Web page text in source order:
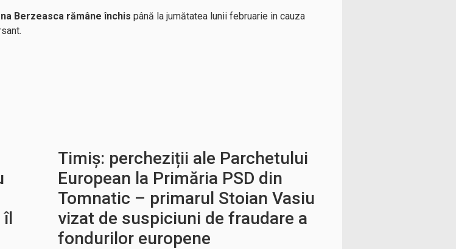
Berzeasca rămâne închis până la jumătatea lunii februarie in cauza
îl
Timiș: percheziții ale Parchetului
European la Primăria PSD din
Tomnatic – primarul Stoian Vasiu
vizat de suspiciuni de fraudare a
fondurilor europene